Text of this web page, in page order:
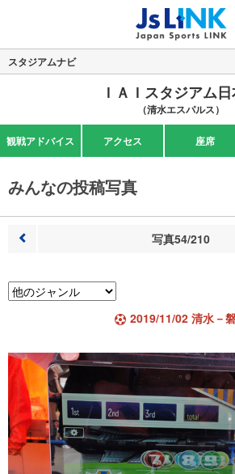
スタジアムナビ
ＩＡＩスタジアム
（清水エスパルス）
観戦アドバイス アクセス 座席
みんなの投稿写真
写真54/210
2019/11/02 清水－